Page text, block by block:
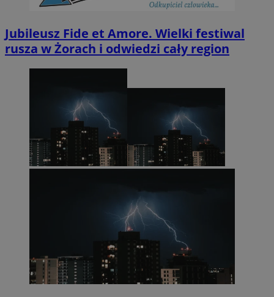
Jubileusz Fide et Amore. Wielki festiwal
rusza w Żorach i odwiedzi cały region